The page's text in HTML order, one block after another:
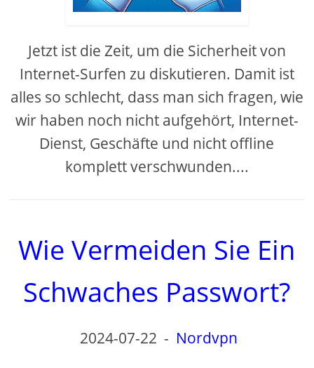
Jetzt ist die Zeit, um die Sicherheit von
Internet-Surfen zu diskutieren. Damit ist
alles so schlecht, dass man sich fragen, wie
wir haben noch nicht aufgehört, Internet-
Dienst, Geschäfte und nicht offline
komplett verschwunden....
Wie Vermeiden Sie Ein
Schwaches Passwort?
2024-07-22 - Nordvpn